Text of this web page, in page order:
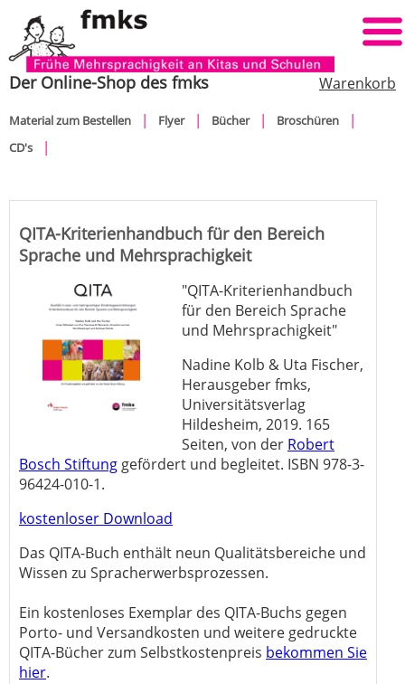
Warenkorb
Der Online-Shop des fmks
Navigation
überspringen
Material zum Bestellen Flyer Bücher
Broschüren
CD's
QITA-Kriterienhandbuch für den Bereich
Sprache und Mehrsprachigkeit
"QITA-Kriterienhandbuch
für den Bereich Sprache
und Mehrsprachigkeit"
Nadine Kolb & Uta Fischer,
Herausgeber fmks,
Universitätsverlag
Hildesheim, 2019. 165
Seiten, von der Robert
Bosch Stiftung gefördert und begleitet. ISBN 978-3-
96424-010-1.
kostenloser Download
Das QITA-Buch enthält neun Qualitätsbereiche und
Wissen zu Spracherwerbsprozessen.
Ein kostenloses Exemplar des QITA-Buchs gegen
Porto- und Versandkosten und weitere gedruckte
QITA-Bücher zum Selbstkostenpreis bekommen Sie
hier.